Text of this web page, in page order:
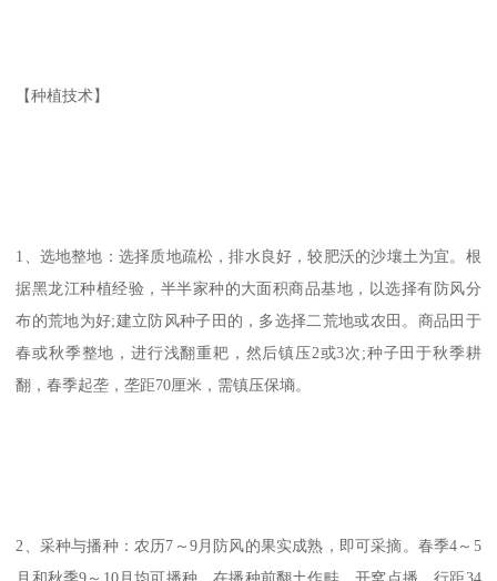
【种植技术】
1、选地整地：选择质地疏松，排水良好，较肥沃的沙壤土为宜。根
据黑龙江种植经验，半半家种的大面积商品基地，以选择有防风分
布的荒地为好;建立防风种子田的，多选择二荒地或农田。商品田于
春或秋季整地，进行浅翻重耙，然后镇压2或3次;种子田于秋季耕
翻，春季起垄，垄距70厘米，需镇压保墒。
2、采种与播种：农历7～9月防风的果实成熟，即可采摘。春季4～5